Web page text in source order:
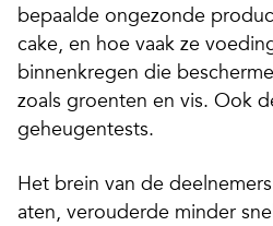
bepaalde ongezonde
cake, en hoe vaak ze
binnenkregen die
zoals groenten en vis. Ook
geheugentests.
Het brein van de
aten, verouderde minder